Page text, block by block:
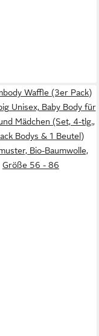
Waffle (3er Pack)
Unisex, Baby Body für
Mädchen (Set, 4-tlg.,
Bodys & 1 Beutel)
Bio-Baumwolle,
Größe 56 - 86